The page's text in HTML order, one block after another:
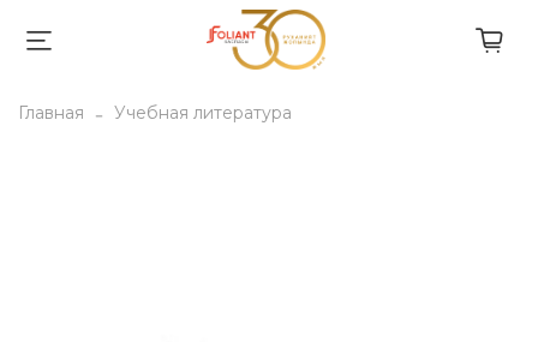
Главная Учебная литература